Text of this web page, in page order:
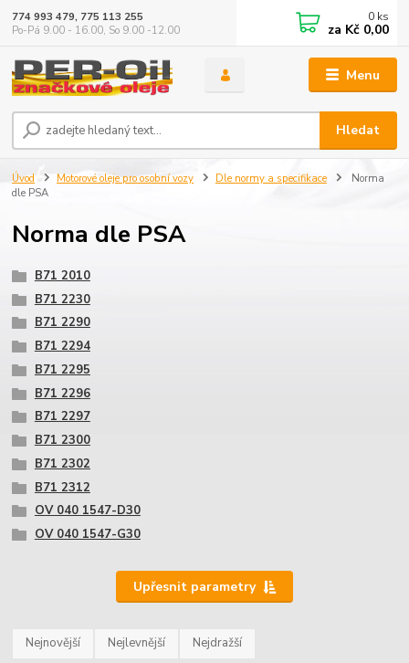
Menu
Hledat
774 993 479, 775 113 255
Po-Pá 9.00 - 16.00, So 9.00 -12.00
0 ks
za Kč 0,00
Úvod Motorové oleje pro osobní vozy Dle normy a specifikace
Norma
dle PSA
Norma dle PSA
B71 2010
B71 2230
B71 2290
B71 2294
B71 2295
B71 2296
B71 2297
B71 2300
B71 2302
B71 2312
OV 040 1547-D30
OV 040 1547-G30
Upřesnit parametry
Nejnovější Nejlevnější Nejdražší